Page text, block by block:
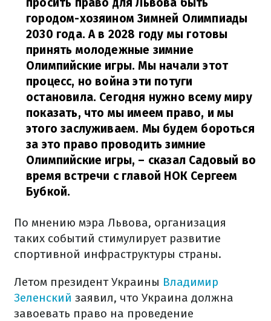
городом-хозяином Зимней Олимпиады
2030 года. А в 2028 году мы готовы
принять молодежные зимние
Олимпийские игры. Мы начали этот
процесс, но война эти потуги
остановила. Сегодня нужно всему миру
показать, что мы имеем право, и мы
этого заслуживаем. Мы будем бороться
за это право проводить зимние
Олимпийские игры, – сказал Садовый во
время встречи с главой НОК Сергеем
Бубкой.
По мнению мэра Львова, организация
таких событий стимулирует развитие
спортивной инфраструктуры страны.
Летом президент Украины Владимир
Зеленский заявил, что Украина должна
завоевать право на проведение